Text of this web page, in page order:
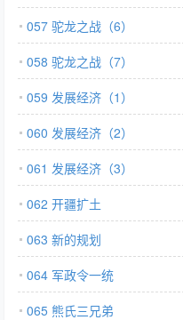
057 驼龙之战（6）
058 驼龙之战（7）
059 发展经济（1）
060 发展经济（2）
061 发展经济（3）
062 开疆扩土
063 新的规划
064 军政令一统
065 熊氏三兄弟